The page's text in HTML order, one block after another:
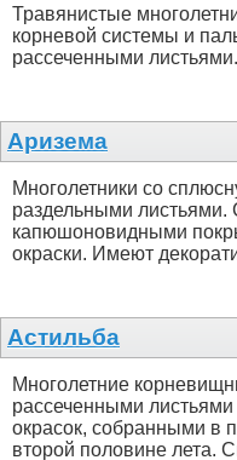
Травянистые
корневой системы и
рассеченными
Аризема
Многолетники со
раздельными листьями.
капюшоновидными
окраски. Имеют
Астильба
Многолетние
рассеченными
окрасок, собранными в
второй половине лета.